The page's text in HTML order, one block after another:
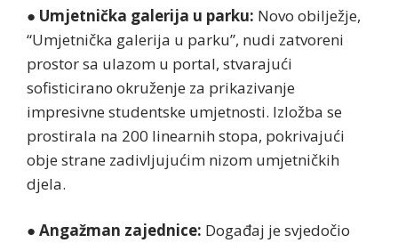
● Umjetnička galerija u parku: Novo obilježje,
“Umjetnička galerija u parku”, nudi zatvoreni
prostor sa ulazom u portal, stvarajući
sofisticirano okruženje za prikazivanje
impresivne studentske umjetnosti. Izložba se
prostirala na 200 linearnih stopa, pokrivajući
obje strane zadivljujućim nizom umjetničkih
djela.
● Angažman zajednice: Događaj je svjedočio